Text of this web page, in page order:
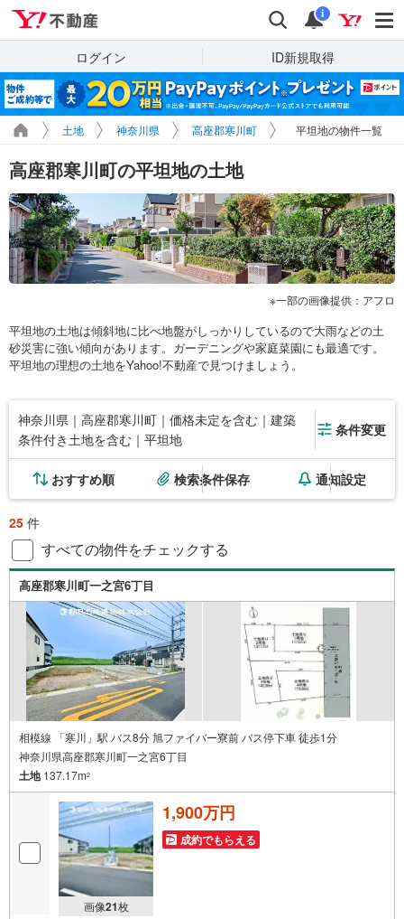
検索 通知
i
ログイン ID新規取得
土地 神奈川県 高座郡寒川町 平坦地の物件一覧
高座郡寒川町の平坦地の土地
一部の画像提供：アフロ
平坦地の土地は傾斜地に比べ地盤がしっかりしているので大雨などの土
砂災害に強い傾向があります。ガーデニングや家庭菜園にも最適です。
平坦地の理想の土地をYahoo!不動産で見つけましょう。
神奈川県｜高座郡寒川町｜価格未定を含む｜建築
条件付き土地を含む｜平坦地
条件変更
おすすめ順 検索条件保存 通知設定
25 件
すべての物件をチェックする
高座郡寒川町一之宮6丁目
相模線 「寒川」駅 バス8分 旭ファイバー寮前 バス停下車 徒歩1分
神奈川県高座郡寒川町一之宮6丁目
土地137.17m2
画像21枚
1,900万円
成約でもらえる